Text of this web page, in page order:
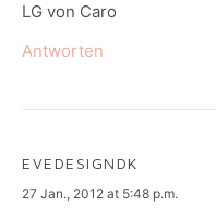
LG von Caro
Antworten
EVEDESIGNDK
says:
27 Jan., 2012 at 5:48 p.m.